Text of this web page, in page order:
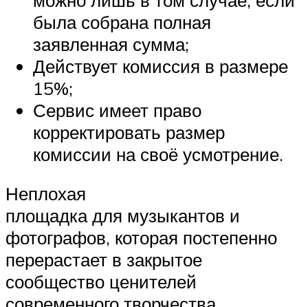
была собрана полная
заявленная сумма;
Действует комиссия в размере
15%;
Сервис имеет право
корректировать размер
комиссии на своё усмотрение.
Неплохая
площадка для музыкантов и
фотографов, которая постепенно
перерастает в закрытое
сообщество ценителей